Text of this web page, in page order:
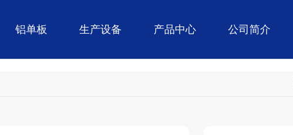
铝单板 生产设备 产品中心 公司简介